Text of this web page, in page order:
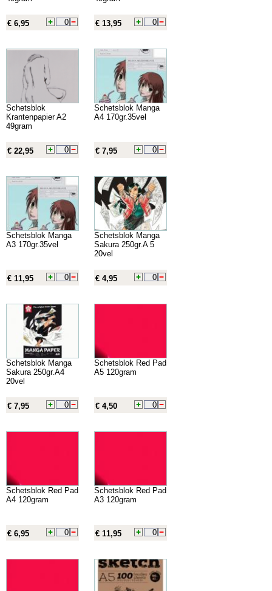
€ 6,95 € 13,95
Schetsblok
Krantenpapier A2
49gram
€ 22,95
Schetsblok Manga
A4 170gr.35vel
€ 7,95
Schetsblok Manga
A3 170gr.35vel
€ 11,95
Schetsblok Manga
Sakura 250gr.A 5
20vel
€ 4,95
Schetsblok Manga
Sakura 250gr.A4
20vel
€ 7,95
Schetsblok Red Pad
A5 120gram
€ 4,50
Schetsblok Red Pad
A4 120gram
€ 6,95
Schetsblok Red Pad
A3 120gram
€ 11,95